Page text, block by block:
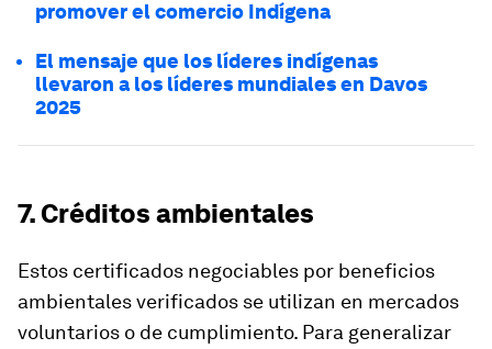
promover el comercio Indígena
El mensaje que los líderes indígenas
llevaron a los líderes mundiales en Davos
2025
7. Créditos ambientales
Estos certificados negociables por beneficios
ambientales verificados se utilizan en mercados
voluntarios o de cumplimiento. Para generalizar